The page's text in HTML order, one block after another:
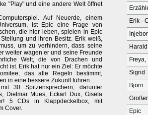
"Play" und eine andere Welt öffnet
Auf Neuerde, einem
ist Epic eine Frage von
die hier leben, spielen in Epic
und ihren Besitz. Erik weiß,
um zu verhindern, dass seine
weiter wagen er und seine Freunde
Welt, die von Drachen und
ist. Erik hat nur ein Ziel: Er möchte
das alle Regeln bestimmt,
in eine bessere Zukunft führen...
30 Spitzensprechern, darunter
Dietmar Mues, Eckart Dux, Gisela
5 CDs in Klappdeckelbox, mit
Cover.
Erik -
Freya,
Sigrid
Björn
Epic